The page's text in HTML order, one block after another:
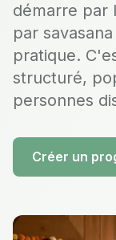
démarre par
par
pratique.
structuré,
personnes
Créer un